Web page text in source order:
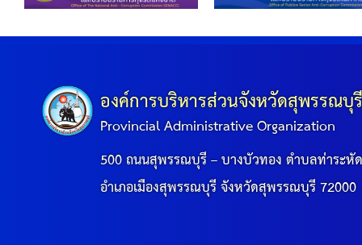
องค์การบริหารส่วนจังหวัดสุพรรณบุ
Provincial Administrative Organization
500 ถนนสุพรรณบุรี – บางบัวทอง ตำบลท่าระหั
อำเภอเมืองสุพรรณบุรี จังหวัดสุพรรณบุรี 72000